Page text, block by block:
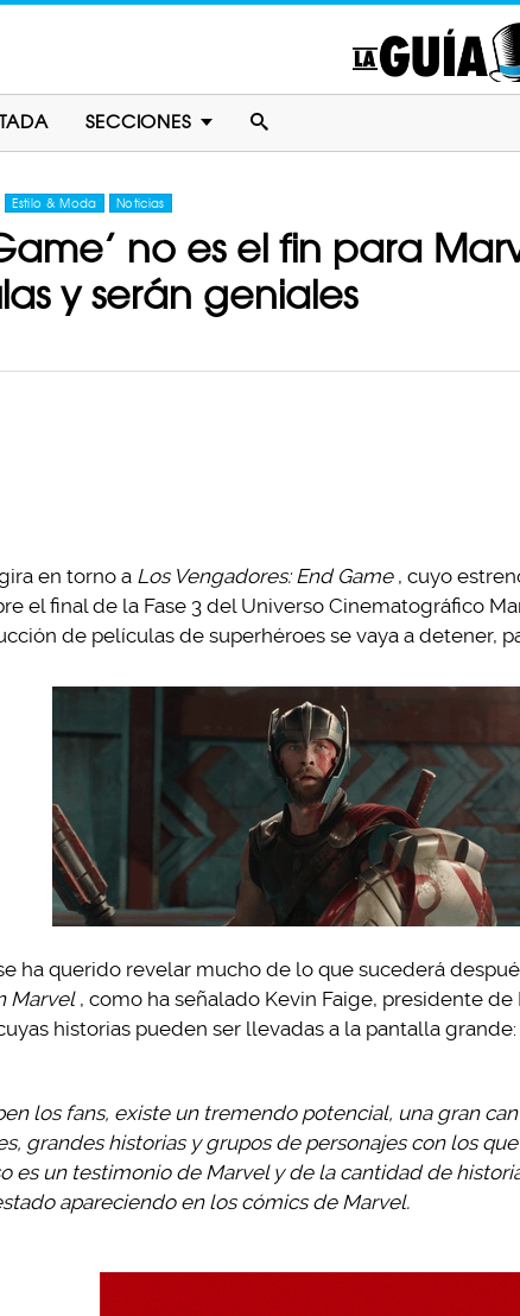
SECCIONES
Estilo & Moda Noticias
no es el fin para
y serán geniales
en torno a Los Vengadores: End Game , cuyo
el final de la Fase 3 del Universo Cinematográfico
de películas de superhéroes se vaya a detener,
ha querido revelar mucho de lo que sucederá
Marvel , como ha señalado Kevin Faige, presidente
historias pueden ser llevadas a la pantalla grande:
los fans, existe un tremendo potencial, una gran
grandes historias y grupos de personajes con los
es un testimonio de Marvel y de la cantidad de
apareciendo en los cómics de Marvel.